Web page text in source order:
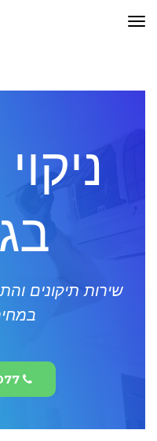
תפריט
שירות תיקונים